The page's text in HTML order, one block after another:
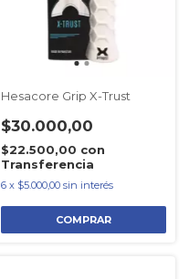
Hesacore Grip X-Trust
$30.000,00
$22.500,00 con
Transferencia
6 x $5.000,00 sin interés